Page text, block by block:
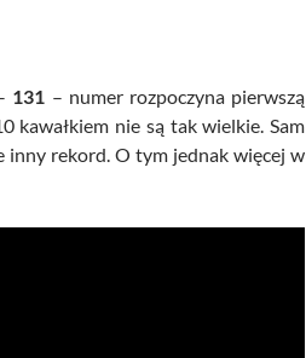
131 – numer rozpoczyna pierwszą
kawałkiem nie są tak wielkie. Sam
inny rekord. O tym jednak więcej w